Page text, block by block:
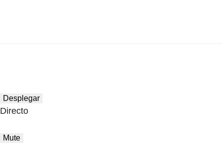
Desplegar
Directo
Mute